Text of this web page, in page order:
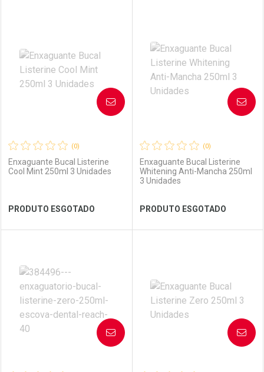
Laboratório
Ver Desconto Convênio
Por Menos Laboratório
Ver Desconto Convênio
Por Menos
(0)
Enxaguante Bucal Listerine
Cool Mint 250ml 3 Unidades
PRODUTO ESGOTADO
AVISE-ME
Laboratório
Por Menos
(0)
Enxaguante Bucal Listerine
Whitening Anti-Mancha 250ml
3 Unidades
PRODUTO ESGOTADO
AVISE-ME
Laboratório
Por Menos
AVISE-ME AVISE-ME